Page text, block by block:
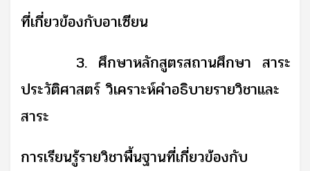
ที่เกี่ยวข้องกับอาเซียน
3. ศึกษาหลักสูตรสถานศึกษา สาระ
ประวัติศาสตร์ วิเคราะห์คำอธิบายรายวิชาและ
สาระ
การเรียนรู้รายวิชาพื้นฐานที่เกี่ยวข้องกับ